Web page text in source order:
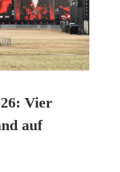
Vier
auf